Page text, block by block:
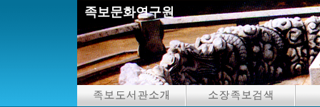
족보문화연구원